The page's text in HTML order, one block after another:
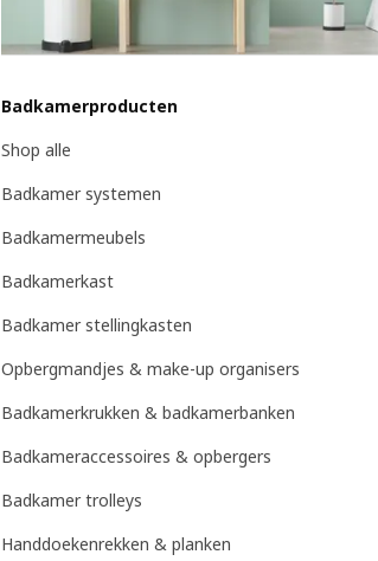
Badkamerproducten
Shop alle
Badkamer systemen
Badkamermeubels
Badkamerkast
Badkamer stellingkasten
Opbergmandjes & make-up organisers
Badkamerkrukken & badkamerbanken
Badkameraccessoires & opbergers
Badkamer trolleys
Handdoekenrekken & planken